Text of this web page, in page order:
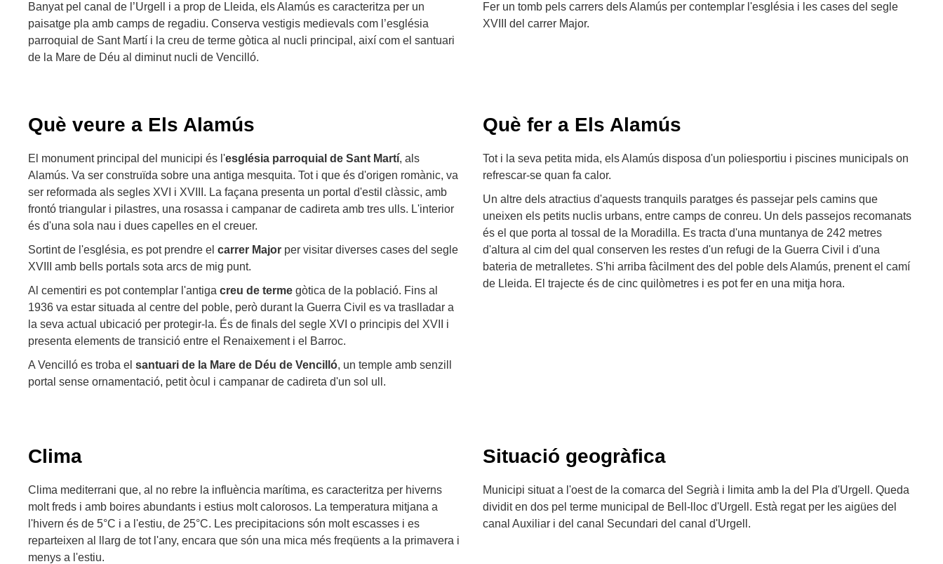
Banyat pel canal de l’Urgell i a prop de Lleida, els Alamús es caracteritza per un
paisatge pla amb camps de regadiu. Conserva vestigis medievals com l’església
parroquial de Sant Martí i la creu de terme gòtica al nucli principal, així com el santuari
de la Mare de Déu al diminut nucli de Vencilló.
Fer un tomb pels carrers dels Alamús per contemplar l'església i les cases del segle
XVIII del carrer Major.
Què veure a Els Alamús
El monument principal del municipi és l'església parroquial de Sant Martí, als
Alamús. Va ser construïda sobre una antiga mesquita. Tot i que és d'origen romànic, va
ser reformada als segles XVI i XVIII. La façana presenta un portal d'estil clàssic, amb
frontó triangular i pilastres, una rosassa i campanar de cadireta amb tres ulls. L'interior
és d'una sola nau i dues capelles en el creuer.
Sortint de l'església, es pot prendre el carrer Major per visitar diverses cases del segle
XVIII amb bells portals sota arcs de mig punt.
Al cementiri es pot contemplar l'antiga creu de terme gòtica de la població. Fins al
1936 va estar situada al centre del poble, però durant la Guerra Civil es va traslladar a
la seva actual ubicació per protegir-la. És de finals del segle XVI o principis del XVII i
presenta elements de transició entre el Renaixement i el Barroc.
A Vencilló es troba el santuari de la Mare de Déu de Vencilló, un temple amb senzill
portal sense ornamentació, petit òcul i campanar de cadireta d'un sol ull.
Què fer a Els Alamús
Tot i la seva petita mida, els Alamús disposa d'un poliesportiu i piscines municipals on
refrescar-se quan fa calor.
Un altre dels atractius d'aquests tranquils paratges és passejar pels camins que
uneixen els petits nuclis urbans, entre camps de conreu. Un dels passejos recomanats
és el que porta al tossal de la Moradilla. Es tracta d'una muntanya de 242 metres
d'altura al cim del qual conserven les restes d'un refugi de la Guerra Civil i d'una
bateria de metralletes. S'hi arriba fàcilment des del poble dels Alamús, prenent el camí
de Lleida. El trajecte és de cinc quilòmetres i es pot fer en una mitja hora.
Clima
Clima mediterrani que, al no rebre la influència marítima, es caracteritza per hiverns
molt freds i amb boires abundants i estius molt calorosos. La temperatura mitjana a
l'hivern és de 5°C i a l'estiu, de 25°C. Les precipitacions són molt escasses i es
reparteixen al llarg de tot l'any, encara que són una mica més freqüents a la primavera i
menys a l'estiu.
Situació geogràfica
Municipi situat a l'oest de la comarca del Segrià i limita amb la del Pla d'Urgell. Queda
dividit en dos pel terme municipal de Bell-lloc d'Urgell. Està regat per les aigües del
canal Auxiliar i del canal Secundari del canal d'Urgell.